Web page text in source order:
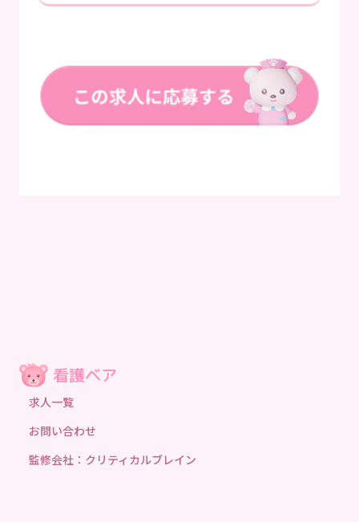
求人一覧
お問い合わせ
監修会社：クリティカルブレイン